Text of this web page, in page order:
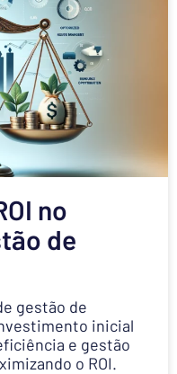
no
de
gestão de
inicial
e gestão
o ROI.